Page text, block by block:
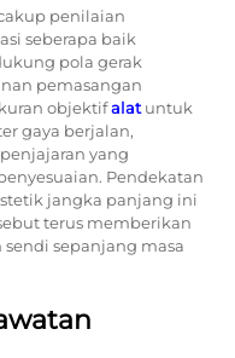
penilaian
seberapa baik
pola gerak
pemasangan
objektifalat untuk
gaya berjalan,
yang
Pendekatan
jangka panjang ini
terus memberikan
sepanjang masa